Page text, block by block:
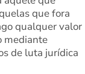
que fora
qualquer valor
mediante
de luta jurídica